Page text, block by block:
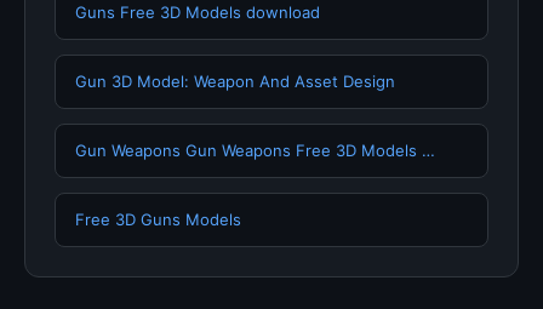
Guns Free 3D Models download
Gun 3D Model: Weapon And Asset Design
Gun Weapons Gun Weapons Free 3D Models …
Free 3D Guns Models